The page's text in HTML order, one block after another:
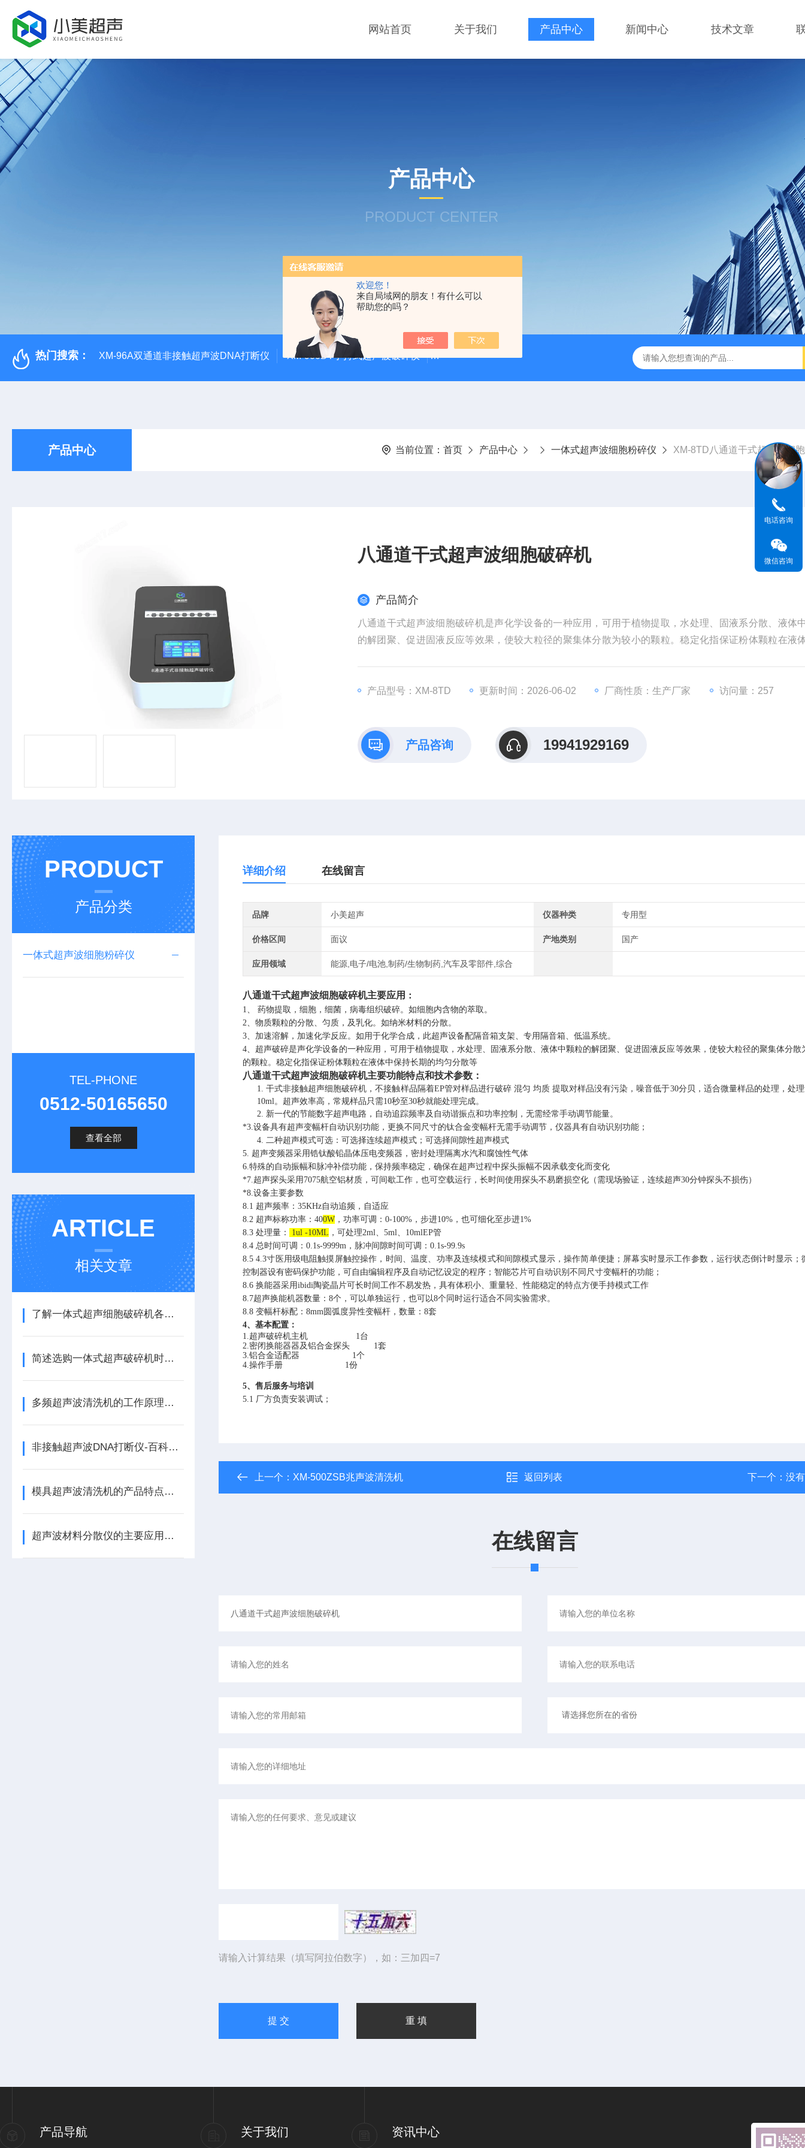
欢迎您！
来自局域网的朋友！有什么可以
帮助您的吗？
网站首页 关于我们 产品中心 新闻中心 技术文章
产品中心
PRODUCT CENTER
热门搜索： XM-96A双通道非接触超声波DNA打断仪 XM-900DT手持式超声波破碎仪 XM-500UVF液晶静音款超声波清洗机 XM-650T一体式超声波细胞粉碎仪
产品中心 当前位置： 首页 产品中心 一体式超声波细胞粉碎仪 XM-8TD八通道干式超声波细
八通道干式超声波细胞破碎机
产品简介
八通道干式超声波细胞破碎机是声化学设备的一种应用，可用于植物提取，水处理、固液系分散、液体
的解团聚、促进固液反应等效果，使较大粒径的聚集体分散为较小的颗粒。稳定化指保证粉体颗粒在液
产品型号：XM-8TD 更新时间：2026-06-02 厂商性质：生产厂家 访问量：257
产品咨询 19941929169
PRODUCT
产品分类
一体式超声波细胞粉碎仪
TEL-PHONE
0512-50165650
查看全部
ARTICLE
相关文章
了解一体式超声细胞破碎机各组成部件功能特点才能更好的使用它
简述选购一体式超声破碎机时所需要考虑的关键因素
多频超声波清洗机的工作原理及功能特点
非接触超声波DNA打断仪-百科分享
模具超声波清洗机的产品特点及使用注意事项
超声波材料分散仪的主要应用及特点
详细介绍 在线留言
品牌 小美超声 仪器种类 专用型
价格区间 面议 产地类别 国产
应用领域 能源,电子/电池,制药/生物制药,汽车及零部件,综合
八通道干式超声波细胞破碎机主要应用 ：
1、
药物提取，细胞，细菌，病毒组织破碎。如细胞内含物的萃取。
2、物质颗粒的分散、匀质，及乳化。如纳米材料的分散。
3、加速溶解，加速化学反应。如用于化学合成，此超声设备配隔音箱支架、专用隔音箱、低温系统。
4、超声破碎是声化学设备的一种应用，可用于植物提取，水处理、固液系分散、液体中颗粒的解团聚、促进固液反应等效果，使较大粒径的聚集体分散
的颗粒。稳定化指保证粉体颗粒在液体中保持长期的均匀分散等
八通道干式超声波细胞破碎机主要功能特点和技术参数 ：
1.干式非接触超声细胞破碎机，不接触样品隔着EP管对样品进行破碎 混匀 均质 提取对样品没有污染，噪音低于30分贝，适合微量样品的处理，处
10ml。超声效率高，常规样品只需10秒至30秒就能处理完成。
2. 新一代的节能数字超声电路，自动追踪频率及自动谐振点和功率控制，无需经常手动调节能量。
*3.设备具有超声变幅杆自动识别功能，更换不同尺寸的钛合金变幅杆无需手动调节，仪器具有自动识别功能；
4. 二种超声模式可选：可选择连续超声模式；可选择间隙性超声模式
5. 超声变频器采用锆钛酸铅晶体压电变频器，密封处理隔离水汽和腐蚀性气体
6.特殊的自动振幅和脉冲补偿功能，保持频率稳定，确保在超声过程中探头振幅不因承载变化而变化
*7.超声探头采用7075航空铝材质，可间歇工作，也可空载运行，长时间使用探头不易磨损空化（需现场验证，连续超声30分钟探头不损伤）
*8.设备主要参数
8.1 超声频率 ： 35KHz自动追频，自适应
8.2 超声标称功率： 400W ，功率可调： 0-100% ，步进10% ，也可细化至步进1%
8.3 处理量 ： 1ul -10ML ，可处理2ml、5ml、10mlEP管
8.4 总时间可调： 0.1s-9999m ，脉冲间隙时间可调： 0.1s-99.9s
8.54.3寸医用级电阻触摸屏触控操作，时间、温度、功率及连续模式和间隙模式显示，操作简单便捷；屏幕实时显示工作参数，运行状态倒计时显示；
控制器设有密码保护功能，可自由编辑程序及自动记忆设定的程序；智能芯片可自动识别不同尺寸变幅杆的功能；
8.6 换能器采用ibidi陶瓷晶片可长时间工作不易发热，具有体积小、重量轻、性能稳定的特点方便手持模式工作
8.7超声换能机器数量：8个，可以单独运行，也可以8个同时运行适合不同实验需求。
8.8 变幅杆标配： 8mm 圆弧度异性变幅杆，数量： 8套
4、基本配置：
1.超声破碎机主机
1台
2.密闭换能器器及铝合金探头 1套
3.铝合金适配器
1个
4.操作手册 1份
5、售后服务与培训
5.1 厂方负责安装调试；
上一个： XM-500ZSB兆声波清洗机 返回列表 下一个：没
在线留言
请输入计算结果（填写阿拉伯数字），如：三加四=7
产品导航 关于我们 资讯中心
电话咨询
微信咨询